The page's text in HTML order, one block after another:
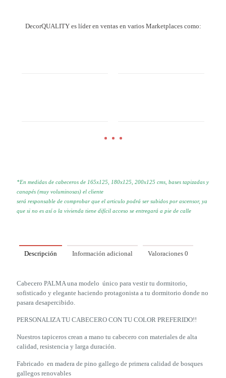
DecorQUALITY es líder en ventas en varios Marketplaces como:
*En medidas de cabeceros de 165x125, 180x125, 200x125 cms, bases tapizadas y
canapés (muy voluminosas) el cliente
será responsable de comprobar que el articulo podrá ser subidos porascensor, ya
que si no es así o la vivienda tiene difícil acceso se entregará a pie de calle
Descripción Información adicional Valoraciones 0
Cabecero PALMA una modelo único para vestir tu dormitorio,
sofisticado y elegante haciendo protagonista a tu dormitorio donde no
pasara desapercibido.
PERSONALIZA TU CABECERO CON TU COLOR PREFERIDO!!
Nuestros tapiceros crean a mano tu cabecero con materiales de alta
calidad, resistencia y larga duración.
Fabricado en madera de pino gallego de primera calidad de bosques
gallegos renovables